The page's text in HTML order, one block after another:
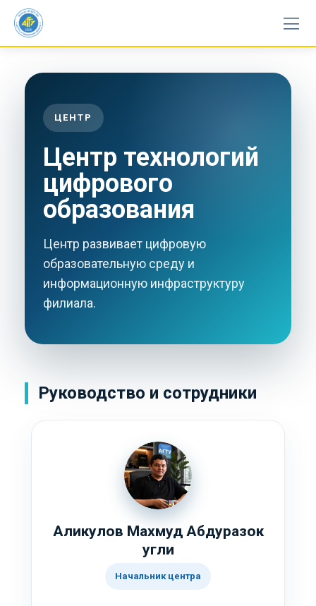
content
ЦЕНТР
Центр технологий
цифрового
образования
Центр развивает цифровую
образовательную среду и
информационную инфраструктуру
филиала.
Руководство и сотрудники
Аликулов Махмуд Абдуразок
угли
Начальник центра